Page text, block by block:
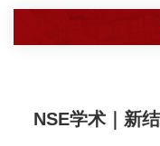
NSE学术｜新